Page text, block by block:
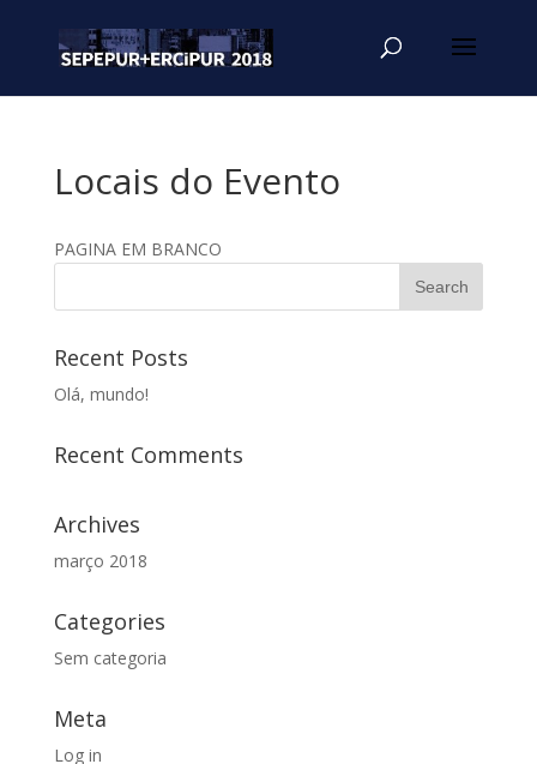
Locais do Evento
PAGINA EM BRANCO
Recent Posts
Olá, mundo!
Recent Comments
Archives
março 2018
Categories
Sem categoria
Meta
Log in